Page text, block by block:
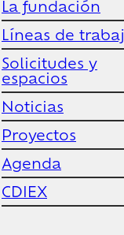
La fundación
Líneas de
Solicitudes y
espacios
Noticias
Proyectos
Agenda
CDIEX